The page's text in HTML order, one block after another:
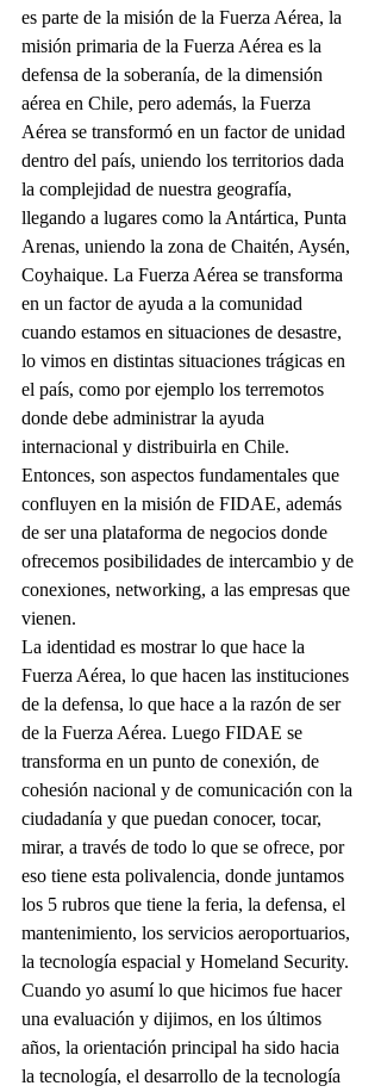
es parte de la misión de la Fuerza Aérea, la
misión primaria de la Fuerza Aérea es la
defensa de la soberanía, de la dimensión
aérea en Chile, pero además, la Fuerza
Aérea se transformó en un factor de unidad
dentro del país, uniendo los territorios dada
la complejidad de nuestra geografía,
llegando a lugares como la Antártica, Punta
Arenas, uniendo la zona de Chaitén, Aysén,
Coyhaique. La Fuerza Aérea se transforma
en un factor de ayuda a la comunidad
cuando estamos en situaciones de desastre,
lo vimos en distintas situaciones trágicas en
el país, como por ejemplo los terremotos
donde debe administrar la ayuda
internacional y distribuirla en Chile.
Entonces, son aspectos fundamentales que
confluyen en la misión de FIDAE, además
de ser una plataforma de negocios donde
ofrecemos posibilidades de intercambio y de
conexiones, networking, a las empresas que
vienen.
La identidad es mostrar lo que hace la
Fuerza Aérea, lo que hacen las instituciones
de la defensa, lo que hace a la razón de ser
de la Fuerza Aérea. Luego FIDAE se
transforma en un punto de conexión, de
cohesión nacional y de comunicación con la
ciudadanía y que puedan conocer, tocar,
mirar, a través de todo lo que se ofrece, por
eso tiene esta polivalencia, donde juntamos
los 5 rubros que tiene la feria, la defensa, el
mantenimiento, los servicios aeroportuarios,
la tecnología espacial y Homeland Security.
Cuando yo asumí lo que hicimos fue hacer
una evaluación y dijimos, en los últimos
años, la orientación principal ha sido hacia
la tecnología, el desarrollo de la tecnología